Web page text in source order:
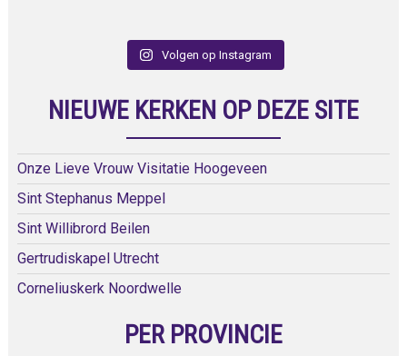
Volgen op Instagram
NIEUWE KERKEN OP DEZE SITE
Onze Lieve Vrouw Visitatie Hoogeveen
Sint Stephanus Meppel
Sint Willibrord Beilen
Gertrudiskapel Utrecht
Corneliuskerk Noordwelle
PER PROVINCIE